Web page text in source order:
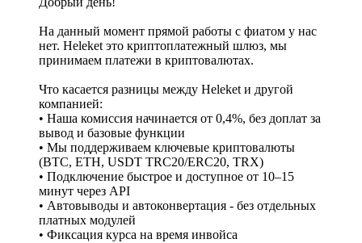
На данный момент прямой работы с фиатом у нас
нет. Heleket это криптоплатежный шлюз, мы
принимаем платежи в криптовалютах.
Что касается разницы между Heleket и другой
компанией:
• Наша комиссия начинается от 0,4%, без доплат за
вывод и базовые функции
• Мы поддерживаем ключевые криптовалюты
(BTC, ETH, USDT TRC20/ERC20, TRX)
• Подключение быстрое и доступное от 10–15
минут через API
• Автовыводы и автоконвертация - без отдельных
платных модулей
• Фиксация курса на время инвойса